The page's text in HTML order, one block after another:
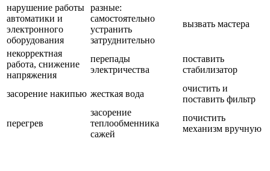
нарушение работы
автоматики и
электронного
оборудования
разные:
самостоятельно
устранить
затруднительно
вызвать мастера
некорректная
работа, снижение
напряжения
перепады
электричества
поставить
стабилизатор
засорение накипью жесткая вода
очистить и
поставить фильтр
перегрев
засорение
теплообменника
сажей
почистить
механизм вручную